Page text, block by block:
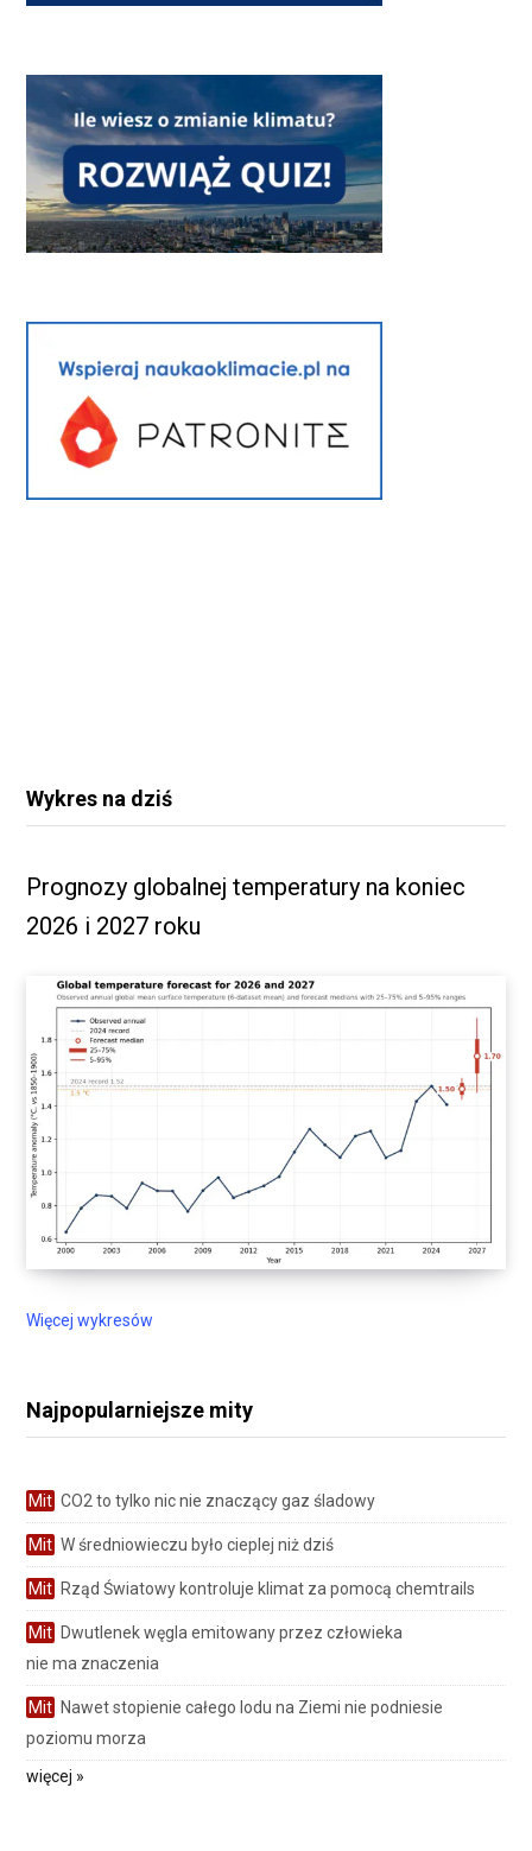
Wykres na dziś
Prognozy globalnej temperatury na koniec
2026 i 2027 roku
Więcej wykresów
Najpopularniejsze mity
Mit CO2 to tylko nic nie znaczący gaz śladowy
Mit W średniowieczu było cieplej niż dziś
Mit Rząd Światowy kontroluje klimat za pomocą chemtrails
Mit Dwutlenek węgla emitowany przez człowieka
nie ma znaczenia
Mit Nawet stopienie całego lodu na Ziemi nie podniesie
poziomu morza
więcej »